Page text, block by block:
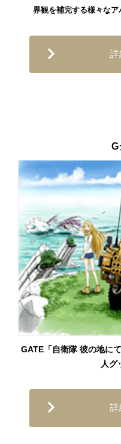
界観を補完する様々な
詳
G
GATE「自衛隊 彼の地に
人グ
詳